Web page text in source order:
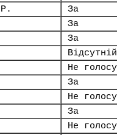
За
За
За
Відсутній
Не
За
Не
За
Не